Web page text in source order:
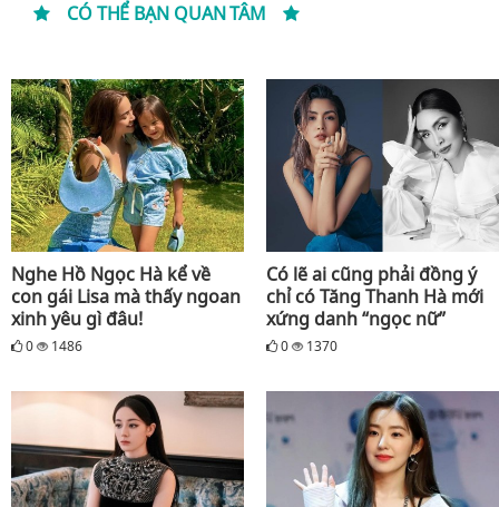
CÓ THỂ BẠN QUAN TÂM
Nghe Hồ Ngọc Hà kể về
con gái Lisa mà thấy ngoan
xinh yêu gì đâu!
0 1486
Có lẽ ai cũng phải đồng ý
chỉ có Tăng Thanh Hà mới
xứng danh “ngọc nữ”
0 1370